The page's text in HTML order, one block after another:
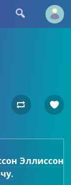

 
Эллиссон